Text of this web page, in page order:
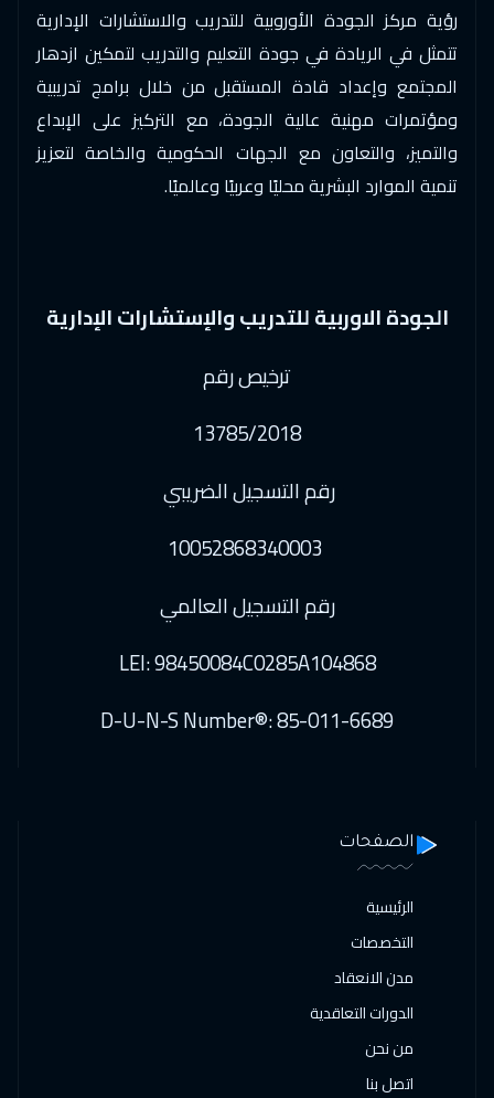
رؤية مركز الجودة الأوروبية للتدريب والاستشارات الإدارية
تتمثل في الريادة في جودة التعليم والتدريب لتمكين ازدهار
المجتمع وإعداد قادة المستقبل من خلال برامج تدريبية
ومؤتمرات مهنية عالية الجودة، مع التركيز على الإبداع
والتميز، والتعاون مع الجهات الحكومية والخاصة لتعزيز
تنمية الموارد البشرية محليًا وعربيًا وعالميًا.
الجودة الاوربية للتدريب والإستشارات الإدارية
ترخيص رقم
13785/2018
رقم التسجيل الضريبي
رقم التسجيل العالمي
LEI: 98450084C0285A104868
D-U-N-S Number®: 85-011-6689
الصفحات
الرئيسية
التخصصات
مدن الانعقاد
الدورات التعاقدية
من نحن
اتصل بنا